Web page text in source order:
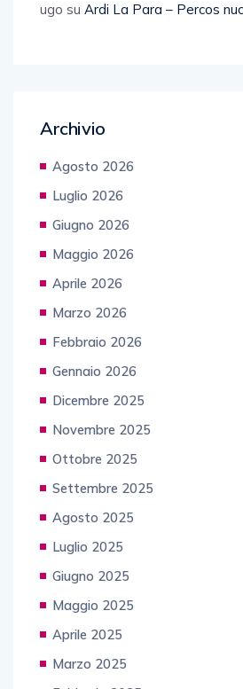
ugo su Ardi La Para – Percos
Archivio
Agosto 2026
Luglio 2026
Giugno 2026
Maggio 2026
Aprile 2026
Marzo 2026
Febbraio 2026
Gennaio 2026
Dicembre 2025
Novembre 2025
Ottobre 2025
Settembre 2025
Agosto 2025
Luglio 2025
Giugno 2025
Maggio 2025
Aprile 2025
Marzo 2025